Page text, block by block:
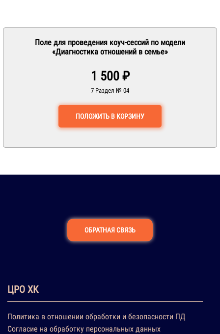
Поле для проведения коуч-сессий по модели
«Диагностика отношений в семье»
1 500 ₽
7 Раздел № 04
ПОЛОЖИТЬ В КОРЗИНУ
ОБРАТНАЯ СВЯЗЬ
ЦРО ХК
Политика в отношении обработки и безопасности ПД
Согласие на обработку персональных данных